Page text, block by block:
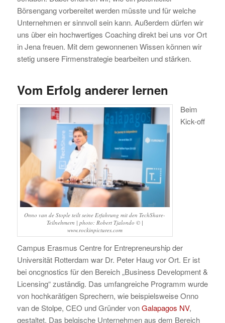
Börsengang vorbereitet werden müsste und für welche
Unternehmen er sinnvoll sein kann. Außerdem dürfen wir
uns über ein hochwertiges Coaching direkt bei uns vor Ort
in Jena freuen. Mit dem gewonnenen Wissen können wir
stetig unsere Firmenstrategie bearbeiten und stärken.
Vom Erfolg anderer lernen
Onno van de Stople teilt seine Erfahrung mit den TechShare-
Teilnehmern | photo: Robert Tjalondo © |
www.rockinpictures.com
Beim
Kick-off
Campus Erasmus Centre for Entrepreneurship der
Universität Rotterdam war Dr. Peter Haug vor Ort. Er ist
bei oncgnostics für den Bereich „Business Development &
Licensing“ zuständig. Das umfangreiche Programm wurde
von hochkarätigen Sprechern, wie beispielsweise Onno
van de Stolpe, CEO und Gründer vonGalapagos NV,
gestaltet. Das belgische Unternehmen aus dem Bereich